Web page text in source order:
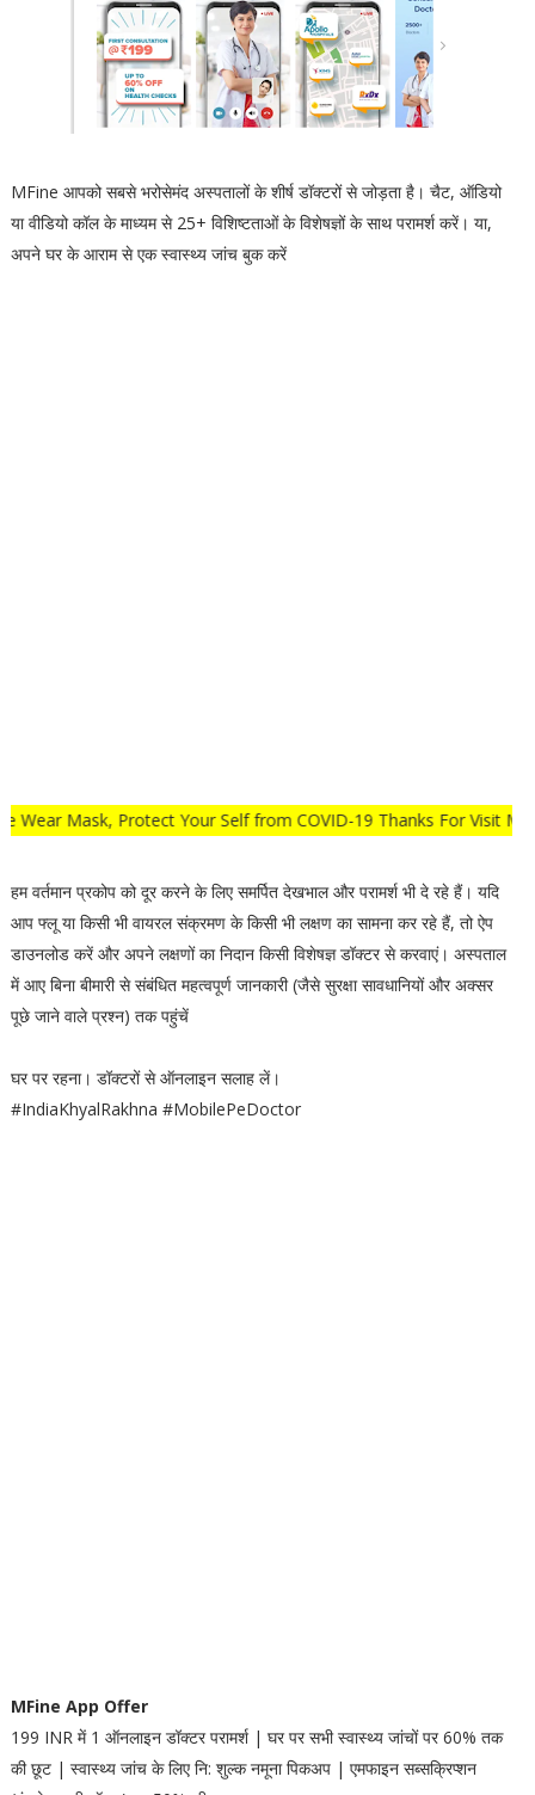
MFine आपको सबसे भरोसेमंद अस्पतालों के शीर्ष डॉक्टरों से जोड़ता है। चैट, ऑडियो
या वीडियो कॉल के माध्यम से 25+ विशिष्टताओं के विशेषज्ञों के साथ परामर्श करें। या,
अपने घर के आराम से एक स्वास्थ्य जांच बुक करें
Mask, Protect Your Self from COVID-19 Thanks For Visit My
हम वर्तमान प्रकोप को दूर करने के लिए समर्पित देखभाल और परामर्श भी दे रहे हैं। यदि
आप फ्लू या किसी भी वायरल संक्रमण के किसी भी लक्षण का सामना कर रहे हैं, तो ऐप
डाउनलोड करें और अपने लक्षणों का निदान किसी विशेषज्ञ डॉक्टर से करवाएं। अस्पताल
में आए बिना बीमारी से संबंधित महत्वपूर्ण जानकारी (जैसे सुरक्षा सावधानियों और अक्सर
पूछे जाने वाले प्रश्न) तक पहुंचें
घर पर रहना। डॉक्टरों से ऑनलाइन सलाह लें।
#IndiaKhyalRakhna #MobilePeDoctor
MFine App Offer
199 INR में 1 ऑनलाइन डॉक्टर परामर्श | घर पर सभी स्वास्थ्य जांचों पर 60% तक
की छूट | स्वास्थ्य जांच के लिए नि: शुल्क नमूना पिकअप | एमफाइन सब्सक्रिप्शन